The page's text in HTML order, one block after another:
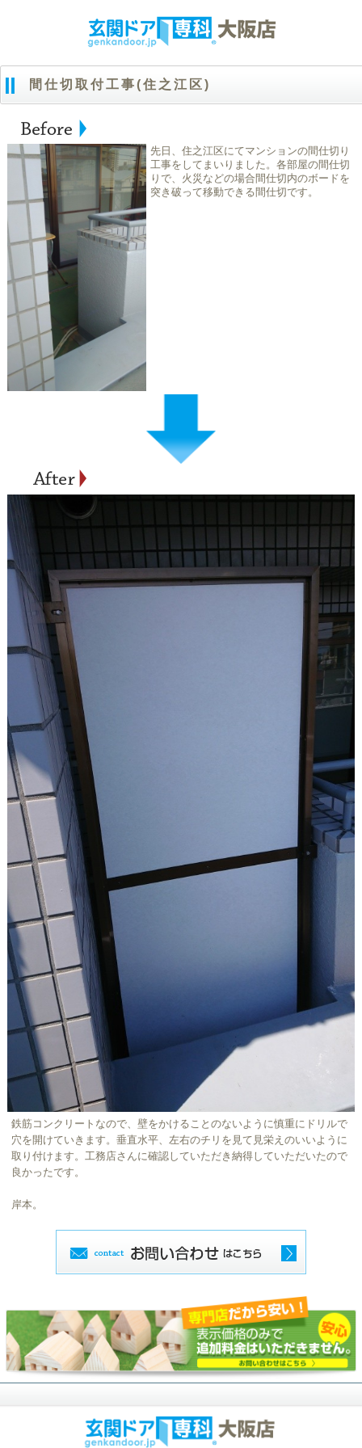
間仕切取付工事(住之江区)
先日、住之江区にてマンションの間仕切り
工事をしてまいりました。各部屋の間仕切
りで、火災などの場合間仕切内のボードを
突き破って移動できる間仕切です。
鉄筋コンクリートなので、壁をかけることのないように慎重にドリルで
穴を開けていきます。垂直水平、左右のチリを見て見栄えのいいように
取り付けます。工務店さんに確認していただき納得していただいたので
良かったです。
岸本。